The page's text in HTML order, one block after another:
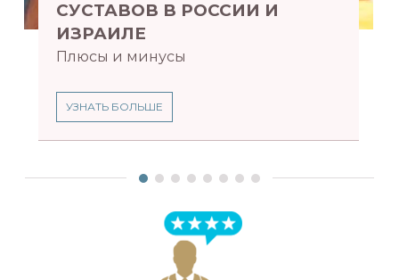
СУСТАВОВ В РОССИИ И
ИЗРАИЛЕ
Плюсы и минусы
УЗНАТЬ БОЛЬШЕ